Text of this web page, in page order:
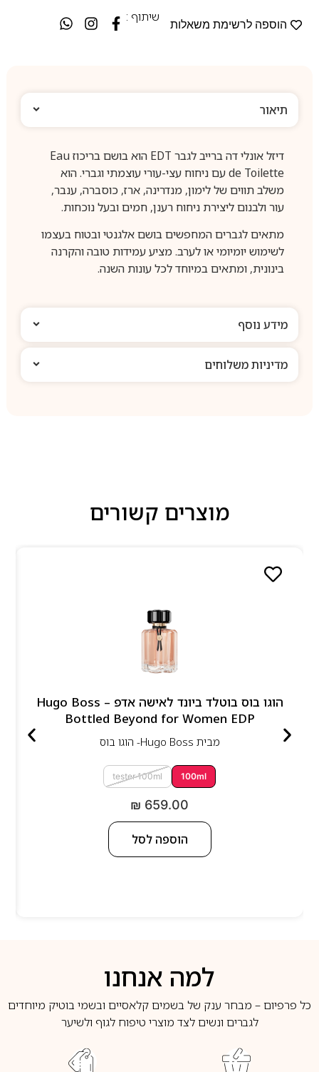
הוספה לרשימת משאלות
שיתוף :
תיאור
דיזל אונלי דה ברייב לגבר EDT הוא בושם בריכוז Eau
de Toilette עם ניחוח עצי-עורי עוצמתי וגברי. הוא
משלב תווים של לימון, מנדרינה, ארז, כוסברה, ענבר,
עור ולבנום ליצירת ניחוח רענן, חמים ובעל נוכחות.
מתאים לגברים המחפשים בושם אלגנטי ובטוח בעצמו
לשימוש יומיומי או לערב. מציע עמידות טובה והקרנה
בינונית, ומתאים במיוחד לכל עונות השנה.
מידע נוסף
מדיניות משלוחים
מוצרים קשורים
הוגו בוס בוטלד ביונד לאישה אדפ – Hugo Boss
Bottled Beyond for Women EDP
מבית Hugo Boss- הוגו בוס
100ml
tester 100ml
₪ 659.00
הוספה לסל
למה אנחנו
כל פרפיום – מבחר ענק של בשמים קלאסיים ובשמי בוטיק מיוחדים
לגברים ונשים לצד מוצרי טיפוח לגוף ולשיער